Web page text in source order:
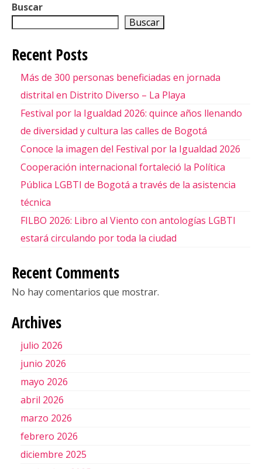
Buscar
Buscar
Recent Posts
Más de 300 personas beneficiadas en jornada
distrital en Distrito Diverso – La Playa
Festival por la Igualdad 2026: quince años llenando
de diversidad y cultura las calles de Bogotá
Conoce la imagen del Festival por la Igualdad 2026
Cooperación internacional fortaleció la Política
Pública LGBTI de Bogotá a través de la asistencia
técnica
FILBO 2026: Libro al Viento con antologías LGBTI
estará circulando por toda la ciudad
Recent Comments
No hay comentarios que mostrar.
Archives
julio 2026
junio 2026
mayo 2026
abril 2026
marzo 2026
febrero 2026
diciembre 2025